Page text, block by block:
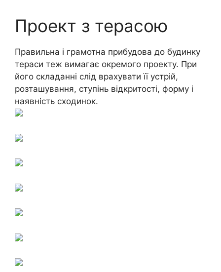
Проект з терасою
Правильна і грамотна прибудова до будинку
тераси теж вимагає окремого проекту. При
його складанні слід врахувати її устрій,
розташування, ступінь відкритості, форму і
наявність сходинок.